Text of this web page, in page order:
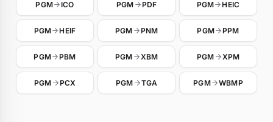
PGM ICO PGM PDF PGM HEIC
PGM HEIF PGM PNM PGM PPM
PGM PBM PGM XBM PGM XPM
PGM PCX PGM TGA PGM WBMP